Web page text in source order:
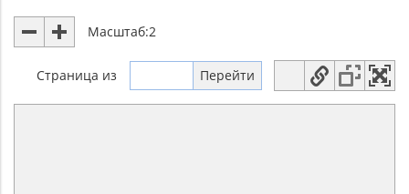
Масштаб:2
Страница из